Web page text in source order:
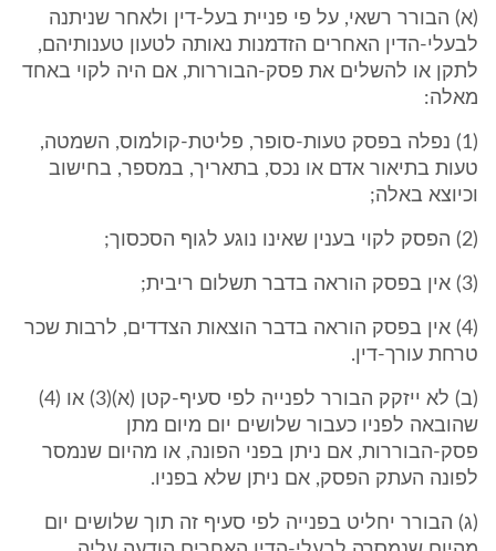
(א) הבורר רשאי, על פי פניית בעל-דין ולאחר שניתנה
לבעלי-הדין האחרים הזדמנות נאותה לטעון טענותיהם,
לתקן או להשלים את פסק-הבוררות, אם היה לקוי באחד
מאלה:
(1) נפלה בפסק טעות-סופר, פליטת-קולמוס, השמטה,
טעות בתיאור אדם או נכס, בתאריך, במספר, בחישוב
וכיוצא באלה;
(2) הפסק לקוי בענין שאינו נוגע לגוף הסכסוך;
(3) אין בפסק הוראה בדבר תשלום ריבית;
(4) אין בפסק הוראה בדבר הוצאות הצדדים, לרבות שכר
טרחת עורך-דין.
(ב) לא ייזקק הבורר לפנייה לפי סעיף-קטן (א)(3) או (4)
שהובאה לפניו כעבור שלושים יום מיום מתן
פסק-הבוררות, אם ניתן בפני הפונה, או מהיום שנמסר
לפונה העתק הפסק, אם ניתן שלא בפניו.
(ג) הבורר יחליט בפנייה לפי סעיף זה תוך שלושים יום